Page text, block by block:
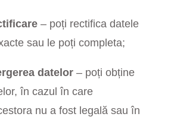
– poți rectifica datele
sau le poți completa;
datelor – poți obține
în cazul în care
nu a fost legală sau în